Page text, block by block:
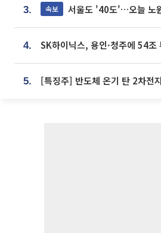
3. 속보 서울도 '40도'…오늘 노
4.
5.